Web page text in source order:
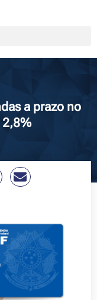
a prazo no